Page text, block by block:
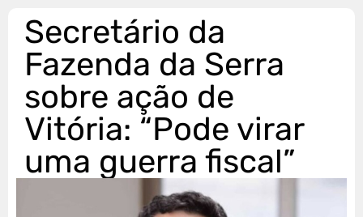
Secretário da
Fazenda da Serra
sobre ação de
Vitória: “Pode virar
uma guerra fiscal”